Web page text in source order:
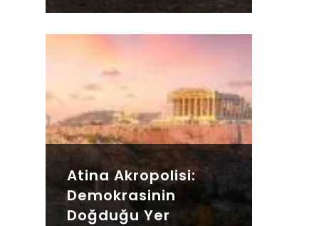
Atina Akropolisi:
Demokrasinin
Doğduğu Yer